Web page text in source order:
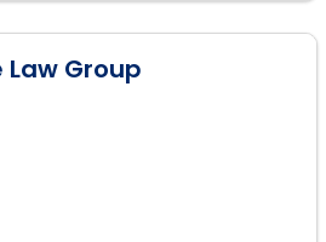
Group